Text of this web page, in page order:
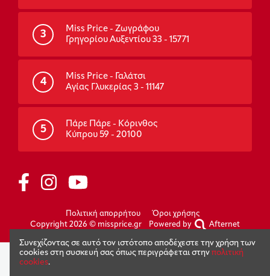
3
Miss Price - Ζωγράφου
Γρηγορίου Αυξεντίου 33 - 15771
4
Miss Price - Γαλάτσι
Αγίας Γλυκερίας 3 - 11147
5
Πάρε Πάρε - Κόρινθος
Κύπρου 59 - 20100
Πολιτική απορρήτου
Όροι χρήσης
Copyright 2026 © missprice.gr
Powered by Afternet
Συνεχίζοντας σε αυτό τον ιστότοπο αποδέχεστε την χρήση των
cookies στη συσκευή σας όπως περιγράφεται στην πολιτική
cookies.